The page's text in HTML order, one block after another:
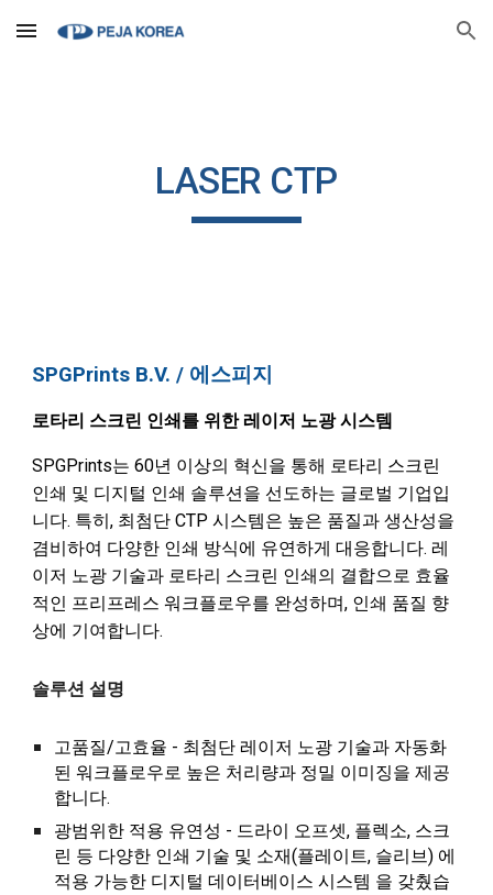
Skip to main content Skip to navigation
LASER CTP
SPGPrints B.V./ 에스피지
로타리 스크린 인쇄를 위한 레이저 노광 시스템
SPGPrints는 60년 이상의 혁신을 통해 로타리 스크린
인쇄 및 디지털 인쇄 솔루션을 선도하는 글로벌 기업입
니다. 특히, 최첨단 CTP 시스템은 높은 품질과 생산성을
겸비하여 다양한 인쇄 방식에 유연하게 대응합니다. 레
이저 노광 기술과 로타리 스크린 인쇄의 결합으로 효율
적인 프리프레스 워크플로우를 완성하며, 인쇄 품질 향
상에 기여합니다.
솔루션 설명
고품질/고효율 - 최첨단 레이저 노광 기술과 자동화
된 워크플로우로 높은 처리량과 정밀 이미징을 제공
합니다.
광범위한 적용 유연성 - 드라이 오프셋, 플렉소, 스크
린 등 다양한 인쇄 기술 및 소재(플레이트, 슬리브) 에
적용 가능한 디지털 데이터베이스 시스템 을 갖췄습